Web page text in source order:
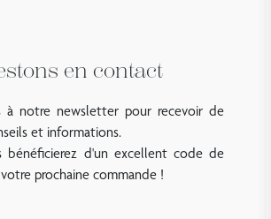
en contact
à notre newsletter pour recevoir de
et informations.
bénéficierez d'un excellent code de
prochaine commande !